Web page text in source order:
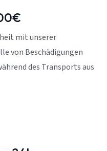
mit unserer
von Beschädigungen
des Transports aus